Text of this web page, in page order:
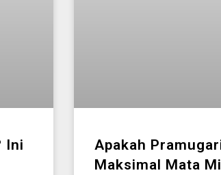
Ini
Apakah
Maksimal Mata